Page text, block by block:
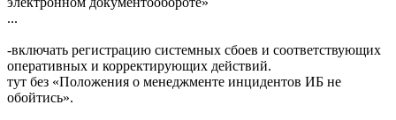
...
-включать регистрацию системных сбоев и соответствующих
оперативных и корректирующих действий.
тут без «Положения о менеджменте инцидентов ИБ не
обойтись».